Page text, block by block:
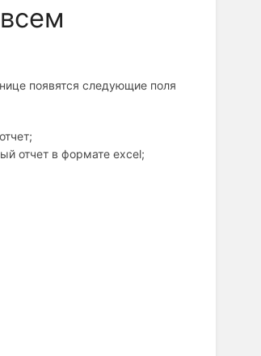
появятся следующие поля
отчет в формате excel;